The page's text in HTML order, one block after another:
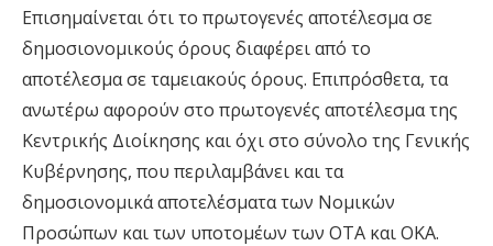
Επισημαίνεται ότι το πρωτογενές αποτέλεσμα σε
δημοσιονομικούς όρους διαφέρει από το
αποτέλεσμα σε ταμειακούς όρους. Επιπρόσθετα, τα
ανωτέρω αφορούν στο πρωτογενές αποτέλεσμα της
Κεντρικής Διοίκησης και όχι στο σύνολο της Γενικής
Κυβέρνησης, που περιλαμβάνει και τα
δημοσιονομικά αποτελέσματα των Νομικών
Προσώπων και των υποτομέων των ΟΤΑ και ΟΚΑ.